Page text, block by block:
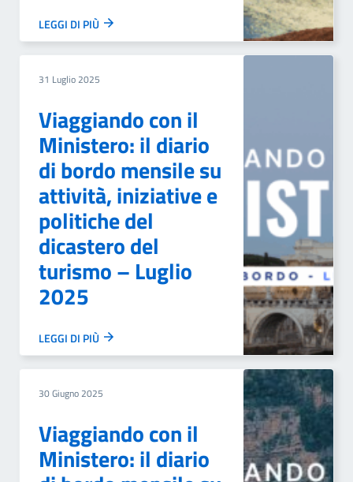
LEGGI DI PIÙ
31 Luglio 2025
Viaggiando con il
Ministero: il diario
di bordo mensile su
attività, iniziative e
politiche del
dicastero del
turismo – Luglio
2025
LEGGI DI PIÙ
30 Giugno 2025
Viaggiando con il
Ministero: il diario